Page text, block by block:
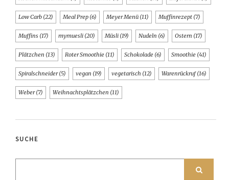
Low Carb (22) Meal Prep (6) Meyer Menü (11) Muffinrezept (7)
Muffins (17) mymuesli (20) Müsli (19) Nudeln (6) Ostern (17)
Plätzchen (13) Roter Smoothie (11) Schokolade (6) Smoothie (41)
Spiralschneider(5) vegan (19) vegetarisch (12) Warenrückruf(16)
Weber(7) Weihnachtsplätzchen (11)
SUCHE